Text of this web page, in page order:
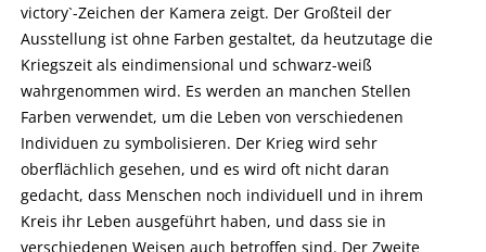
victory`-Zeichen der Kamera zeigt. Der Großteil der
Ausstellung ist ohne Farben gestaltet, da heutzutage die
Kriegszeit als eindimensional und schwarz-weiß
wahrgenommen wird. Es werden an manchen Stellen
Farben verwendet, um die Leben von verschiedenen
Individuen zu symbolisieren. Der Krieg wird sehr
oberflächlich gesehen, und es wird oft nicht daran
gedacht, dass Menschen noch individuell und in ihrem
Kreis ihr Leben ausgeführt haben, und dass sie in
verschiedenen Weisen auch betroffen sind. Der Zweite